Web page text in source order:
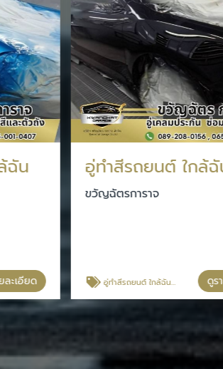
ฉัน
ละเอียด
ขวัญฉัตรการาจ
อู่ทําสีรถยนต์ ใกล้ฉัน สมุทรปราการ ดูร